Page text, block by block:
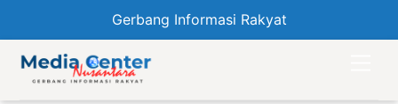
Gerbang Informasi Rakyat
content